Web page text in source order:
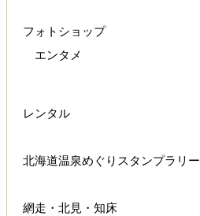
フォトショップ
エンタメ
レンタル
北海道温泉めぐりスタンプラリー
網走・北見・知床